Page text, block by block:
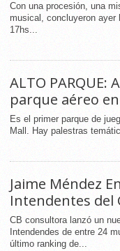
Con una procesión, una
musical, concluyeron ayer
17hs...
ALTO PARQUE:
parque aéreo
Es el primer parque de
Mall. Hay palestras
Jaime Méndez
Intendentes del
CB consultora lanzó un
Intendendes de entre 24
último ranking de...